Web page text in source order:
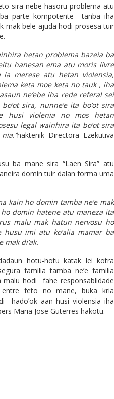
sira nebe hasoru problema atu
parte kompotente tanba iha
mak bele ajuda hodi prosesa tuir
hetan problema bazeia ba
hanesan ema atu moris livre
la merese atu hetan violensia,
keta moe keta no tauk , iha
ne’ebe iha rede referal sei
sira, nunne’e ita bo’ot sira
husi violenia no mos hetan
legal wainhira ita bo’ot sira
haktenik Directora Ezekutiva
ba mane sira “Laen Sira” atu
domin tuir dalan forma uma
kain ho domin tamba ne’e mak
domin hatene atu maneza ita
malu mak hatun nervosu ho
husu imi atu ko’alia mamar ba
mak di’ak.
hotu-hotu katak lei kotra
familia tamba ne’e familia
hodi fahe responsablidade
feto no mane, buka kria
hado’ok aan husi violensia iha
Maria Jose Guterres hakotu.